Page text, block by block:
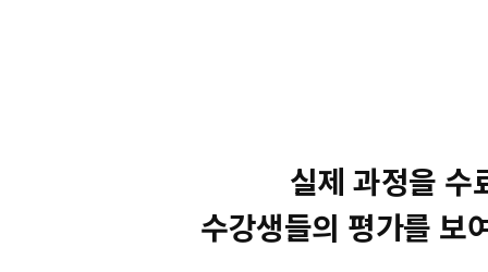
실제 과정을 수
수강생들의 평가를 보